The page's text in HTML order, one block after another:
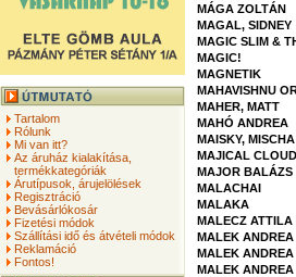
Tartalom
Rólunk
Mi van itt?
Az áruház kialakítása,
termékkategóriák
Árutípusok, árujelölések
Regisztráció
Bevásárlókosár
Fizetési módok
Szállítási idő és átvételi módok
Reklamáció
Fontos!
MÁGA ZOLTÁN
MAGAL, SIDNEY
MAGIC SLIM &
MAGIC!
MAGNETIK
MAHAVISHNU
MAHER, MATT
MAHÓ ANDREA
MAISKY, MISCHA
MAJICAL
MAJOR BALÁZS
MALACHAI
MALAKA
MALECZ ATTILA
MALEK ANDREA
MALEK
MALEK